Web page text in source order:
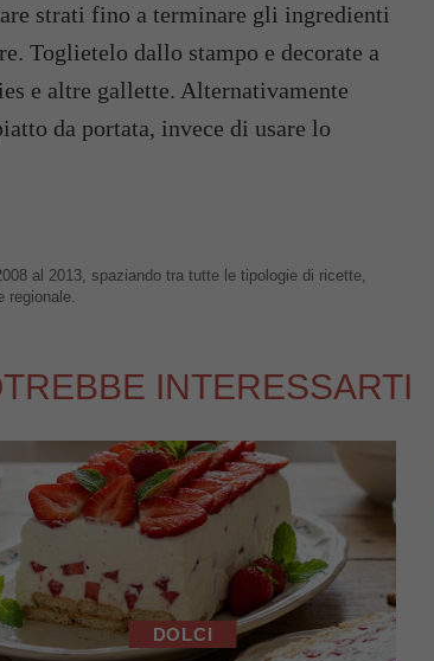
strati fino a terminare gli ingredienti
Toglietelo dallo stampo e decorate a
e altre gallette. Alternativamente
da portata, invece di usare lo
al 2013, spaziando tra tutte le tipologie di ricette,
regionale.
INTERESSARTI
DOLCI